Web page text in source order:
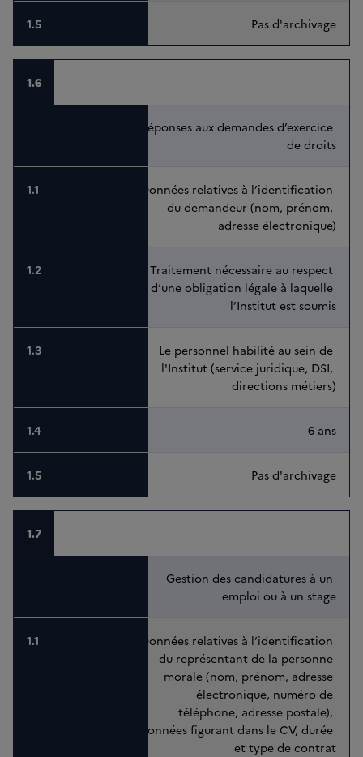
Pas d'archivage
1.6
Réponses aux demandes d’exercice
de droits
Données relatives à l’identification
du demandeur (nom, prénom,
adresse électronique)
Traitement nécessaire au respect
d’une obligation légale à laquelle
l’Institut est soumis
Le personnel habilité au sein de
l'Institut (service juridique, DSI,
directions métiers)
6 ans
Pas d'archivage
1.7
Gestion des candidatures à un
emploi ou à un stage
Données relatives à l’identification
du représentant de la personne
morale (nom, prénom, adresse
électronique, numéro de
téléphone, adresse postale),
données figurant dans le CV, durée
et type de contrat